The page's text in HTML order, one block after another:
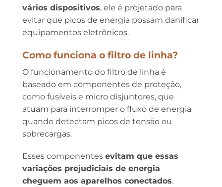
vários dispositivos, ele é projetado para
evitar que picos de energia possam danificar
equipamentos eletrônicos.
Como funciona o filtro de linha?
O funcionamento do filtro de linha é
baseado em componentes de proteção,
como fusíveis e micro disjuntores, que
atuam para interromper o fluxo de energia
quando detectam picos de tensão ou
sobrecargas.
Esses componentes evitam que essas
variações prejudiciais de energia
cheguem aos aparelhos conectados.